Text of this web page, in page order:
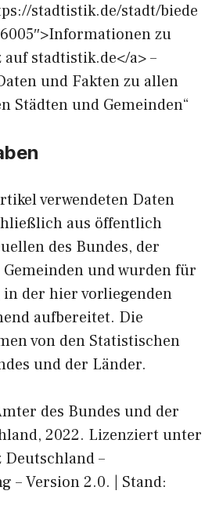
stadtistik.de/stadt/biede
zu
stadtistik.de</a> –
und Fakten zu allen
Städten und Gemeinden“
verwendeten Daten
aus öffentlich
des Bundes, der
und wurden für
der hier vorliegenden
aufbereitet. Die
von den Statistischen
und der Länder.
des Bundes und der
2022. Lizenziert unter
–
– Version 2.0. | Stand: